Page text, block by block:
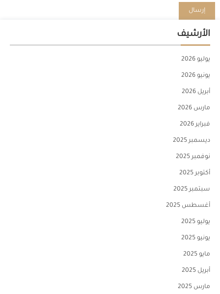
الأرشيف
يوليو 2026
يونيو 2026
أبريل 2026
مارس 2026
فبراير 2026
ديسمبر 2025
نوفمبر 2025
أكتوبر 2025
سبتمبر 2025
أغسطس 2025
يوليو 2025
يونيو 2025
مايو 2025
أبريل 2025
مارس 2025